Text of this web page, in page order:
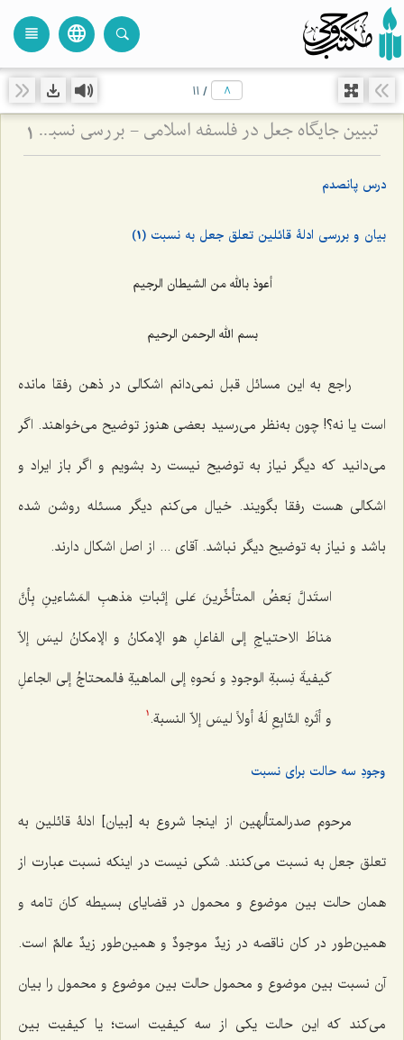
language
view_headline
/
11
تبیین جایگاه جعل در فلسفه اسلامی - بررسی نسبت میان اراده الهی و ماهیت اشیاء 1
درس پانصدم
بیان و بررسی ادلۀ قائلین تعلق جعل به نسبت (1)
أعوذ بالله من الشیطان الرجیم
بسم الله الرحمن الرحیم
راجع به این مسائل قبل نمی‌دانم اشکالی در ذهن رفقا مانده
است یا نه؟! چون به‌نظر می‌رسید بعضی هنوز توضیح می‌خواهند. اگر
می‌دانید که دیگر نیاز به توضیح نیست رد بشویم و اگر باز ایراد و
اشکالی هست رفقا بگویند. خیال می‌کنم دیگر مسئله روشن شده
باشد و نیاز به توضیح دیگر نباشد. آقای ... از اصل اشکال دارند.
استَدلَّ بَعضُ المتأخِّرینَ عَلى إثباتِ مَذهبِ المَشاءینِ بِأنَّ
مَناطَ الاحتیاجِ إلى الفاعلِ هو الإمکانُ و الإمکانُ لیسَ إلاّ
کَیفیةَ نِسبةِ الوجودِ و نَحوهِ إلى الماهیةِ فالمحتاجُ إلى الجاعلِ
و أثَرهِ التّابِعِ لَهُ أولاً لیسَ إلاّ النسبة. 1
وجودِ سه حالت برای نسبت
مرحوم صدرالمتألهین از اینجا شروع به [بیان] ادلۀ قائلین به
تعلق جعل به نسبت می‌کنند. شکی نیست در اینکه نسبت عبارت از
همان حالت بین موضوع و محمول در قضایای بسیطه کانَ تامه و
همین‌طور در کان ناقصه در زیدٌ موجودٌو همین‌طور زیدٌ عالمٌ است.
آن نسبت بین موضوع و محمول حالت بین موضوع و محمول را بیان
می‌کند که این حالت یکی از سه کیفیت است؛ یا کیفیت بین